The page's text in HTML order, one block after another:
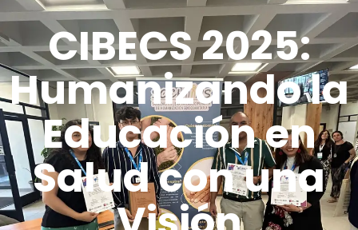
CIBECS 2025:
Humanizando la
Educación en
Salud con una